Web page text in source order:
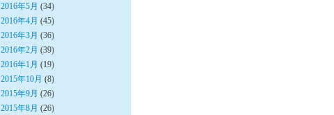
2016年5月 (34)
2016年4月 (45)
2016年3月 (36)
2016年2月 (39)
2016年1月 (19)
2015年10月 (8)
2015年9月 (26)
2015年8月 (26)